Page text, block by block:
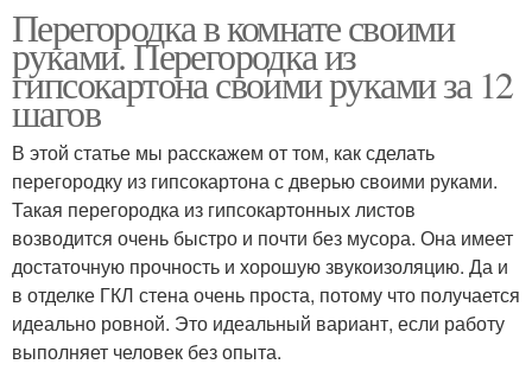
Перегородка в комнате своими
руками. Перегородка из
гипсокартона своими руками за 12
шагов
В этой статье мы расскажем от том, как сделать
перегородку из гипсокартона с дверью своими руками.
Такая перегородка из гипсокартонных листов
возводится очень быстро и почти без мусора. Она имеет
достаточную прочность и хорошую звукоизоляцию. Да и
в отделке ГКЛ стена очень проста, потому что получается
идеально ровной. Это идеальный вариант, если работу
выполняет человек без опыта.